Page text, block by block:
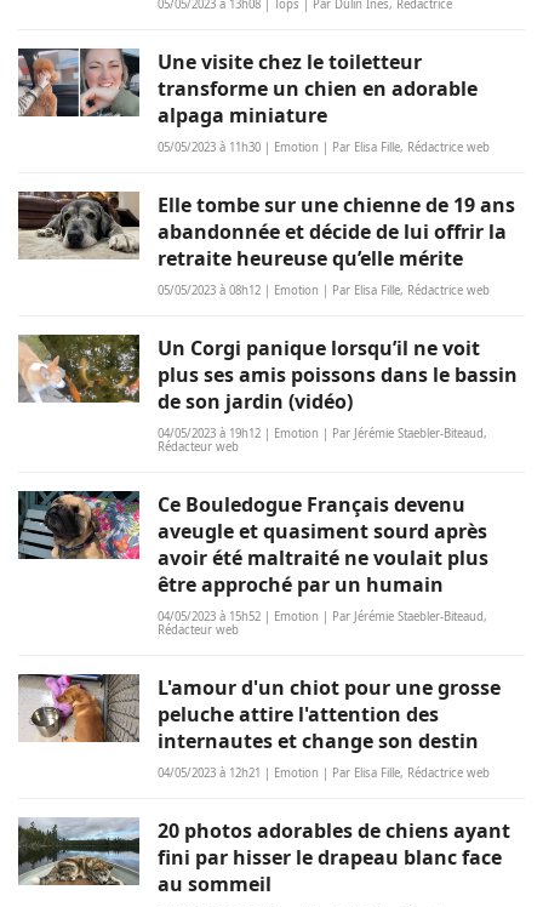
05/05/2023 à 13h08 | Tops | Par Dulin Inès, Rédactrice
Une visite chez le toiletteur
transforme un chien en adorable
alpaga miniature
05/05/2023 à 11h30 | Emotion | Par Elisa Fille, Rédactrice web
Elle tombe sur une chienne de 19 ans
abandonnée et décide de lui offrir la
retraite heureuse qu’elle mérite
05/05/2023 à 08h12 | Emotion | Par Elisa Fille, Rédactrice web
Un Corgi panique lorsqu’il ne voit
plus ses amis poissons dans le bassin
de son jardin (vidéo)
04/05/2023 à 19h12 | Emotion | Par Jérémie Staebler-Biteaud,
Rédacteur web
Ce Bouledogue Français devenu
aveugle et quasiment sourd après
avoir été maltraité ne voulait plus
être approché par un humain
04/05/2023 à 15h52 | Emotion | Par Jérémie Staebler-Biteaud,
Rédacteur web
L'amour d'un chiot pour une grosse
peluche attire l'attention des
internautes et change son destin
04/05/2023 à 12h21 | Emotion | Par Elisa Fille, Rédactrice web
20 photos adorables de chiens ayant
fini par hisser le drapeau blanc face
au sommeil